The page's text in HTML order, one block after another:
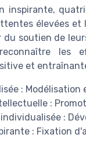
inspirante,
élevées et
soutien de
et
:
:
:
: Fixation